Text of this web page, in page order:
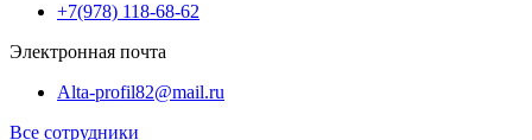
+7(978) 118-68-62
Электронная почта
Alta-profil82@mail.ru
Все сотрудники